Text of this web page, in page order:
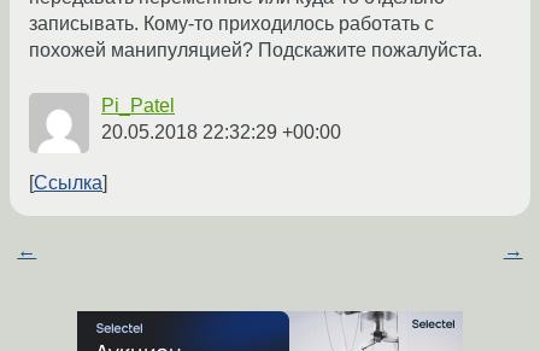
записывать. Кому-то приходилось работать с
похожей манипуляцией? Подскажите пожалуйста.
Pi_Patel
20.05.2018 22:32:29 +00:00
Ссылка
← →